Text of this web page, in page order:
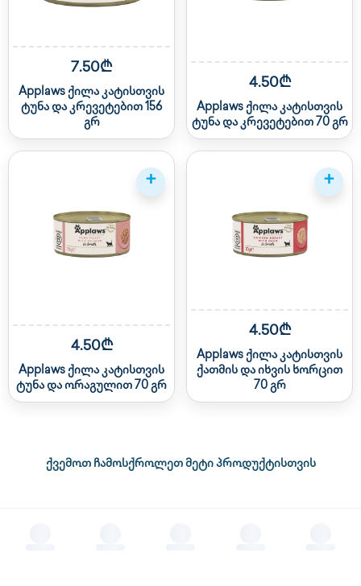
7.50₾
Applaws ქილა კატისთვის
ტუნა და კრევეტებით 156
გრ
4.50₾
Applaws ქილა კატისთვის
ტუნა და კრევეტებით 70 გრ
+
4.50₾
Applaws ქილა კატისთვის
ტუნა და ორაგულით 70 გრ
+
4.50₾
Applaws ქილა კატისთვის
ქათმის და იხვის ხორცით
70 გრ
ქვემოთ ჩამოსქროლეთ მეტი პროდუქტისთვის